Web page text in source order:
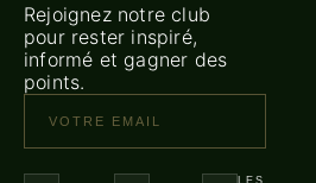
Rejoignez notre club
pour rester inspiré,
informé et gagner des
points.